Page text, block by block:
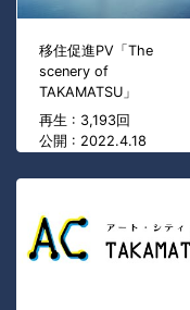
移住促進PV「The
scenery of
TAKAMATSU」
再生 : 3,193回
公開 : 2022.4.18